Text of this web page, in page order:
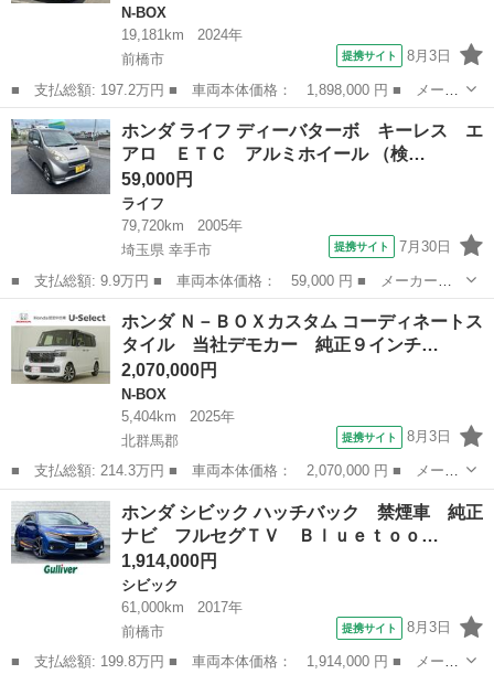
N-BOX
19,181km
2024年
前橋市
提携サイト 8月3日
■ 支払総額: 197.2万円 ■ 車両本体価格： 1,898,000 円 ■ メーカ
ー名： ホンダ ■ 車種名： Ｎ－ＢＯＸカスタム ■ グレード
名： ターボ ワンオーナー・純正ナビ・純正ドラレコ前後・純正リ
アカメラ・Ｅ...
群馬 前橋市 N-BOX
ホンダ ライフ ディーバターボ キーレス エ
アロ ＥＴＣ アルミホイール （検…
59,000円
ライフ
79,720km
2005年
埼玉県 幸手市
提携サイト 7月30日
■ 支払総額: 9.9万円 ■ 車両本体価格： 59,000 円 ■ メーカー
名： ホンダ ■ 車種名： ライフ ■ グレード名： ディーバター
ボ キーレス エアロ ＥＴＣ アルミホイール ■ 排気量： 660cc
■ ド...
埼玉 ライフ
ホンダ Ｎ－ＢＯＸカスタム コーディネートス
タイル 当社デモカー 純正９インチ…
2,070,000円
N-BOX
5,404km
2025年
北群馬郡
提携サイト 8月3日
■ 支払総額: 214.3万円 ■ 車両本体価格： 2,070,000 円 ■ メーカ
ー名： ホンダ ■ 車種名： Ｎ－ＢＯＸカスタム ■ グレード
名： コーディネートスタイル 当社デモカー 純正９インチコネク
トナビ シー...
群馬 北群馬郡 N-BOX
ホンダ シビック ハッチバック 禁煙車 純正
ナビ フルセグＴＶ Ｂｌｕｅｔｏｏ…
1,914,000円
シビック
61,000km
2017年
前橋市
提携サイト 8月3日
■ 支払総額: 199.8万円 ■ 車両本体価格： 1,914,000 円 ■ メーカ